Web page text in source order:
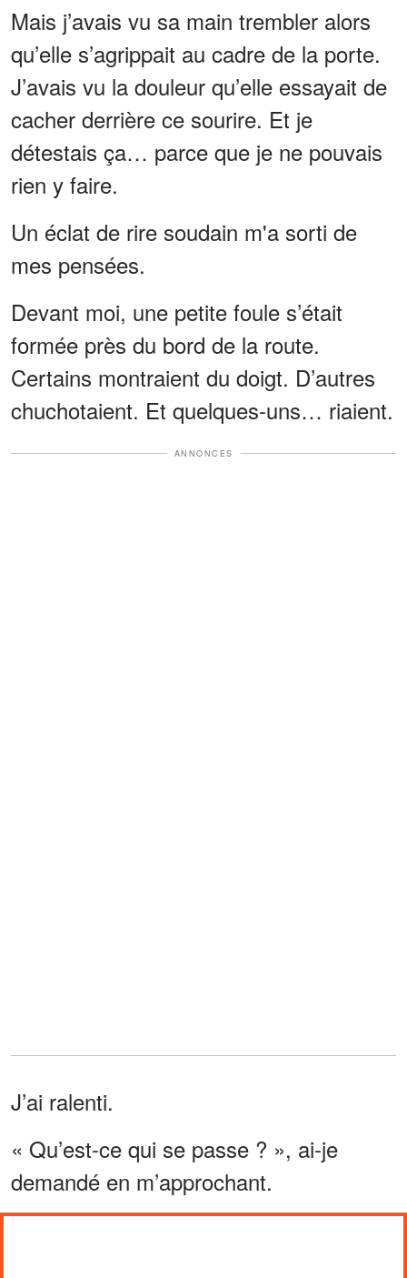
Mais j’avais vu sa main trembler alors
qu’elle s’agrippait au cadre de la porte.
J’avais vu la douleur qu’elle essayait de
cacher derrière ce sourire. Et je
détestais ça… parce que je ne pouvais
rien y faire.
Un éclat de rire soudain m'a sorti de
mes pensées.
Devant moi, une petite foule s’était
formée près du bord de la route.
Certains montraient du doigt. D’autres
chuchotaient. Et quelques-uns… riaient.
ANNONCES
J’ai ralenti.
« Qu’est-ce qui se passe ? », ai-je
demandé en m’approchant.